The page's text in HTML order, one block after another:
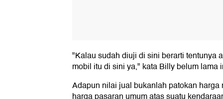
"Kalau sudah diuji di sini berarti tentunya
mobil itu di sini ya," kata Billy belum lama
Adapun nilai jual bukanlah patokan